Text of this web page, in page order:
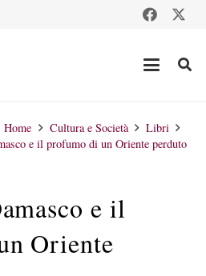
Home Cultura e Società
Libri
e il profumo di un Oriente perduto
e il
Oriente